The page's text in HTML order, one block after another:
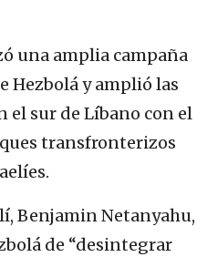
una amplia campaña
Hezbolá y amplió las
el sur de Líbano con el
transfronterizos
Benjamin Netanyahu,
de “desintegrar